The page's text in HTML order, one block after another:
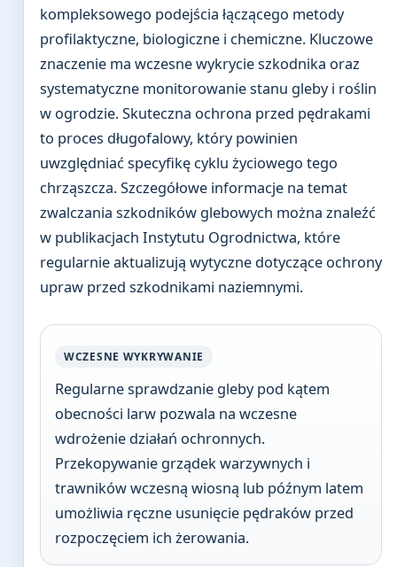
kompleksowego podejścia łączącego metody
profilaktyczne, biologiczne i chemiczne. Kluczowe
znaczenie ma wczesne wykrycie szkodnika oraz
systematyczne monitorowanie stanu gleby i roślin
w ogrodzie. Skuteczna ochrona przed pędrakami
to proces długofalowy, który powinien
uwzględniać specyfikę cyklu życiowego tego
chrząszcza. Szczegółowe informacje na temat
zwalczania szkodników glebowych można znaleźć
w publikacjach Instytutu Ogrodnictwa, które
regularnie aktualizują wytyczne dotyczące ochrony
upraw przed szkodnikami naziemnymi.
WCZESNE WYKRYWANIE
Regularne sprawdzanie gleby pod kątem
obecności larw pozwala na wczesne
wdrożenie działań ochronnych.
Przekopywanie grządek warzywnych i
trawników wczesną wiosną lub późnym latem
umożliwia ręczne usunięcie pędraków przed
rozpoczęciem ich żerowania.